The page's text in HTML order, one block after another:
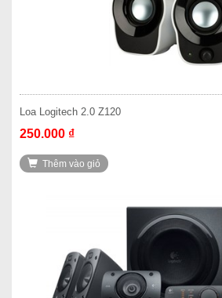
Loa Logitech 2.0 Z120
250.000 ₫
Thêm vào giỏ